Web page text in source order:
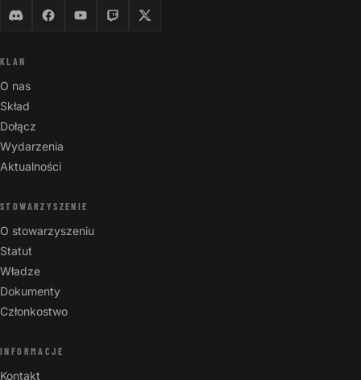
KLAN
O nas
Skład
Dołącz
Wydarzenia
Aktualności
STOWARZYSZENIE
O stowarzyszeniu
Statut
Władze
Dokumenty
Członkostwo
INFORMACJE
Kontakt